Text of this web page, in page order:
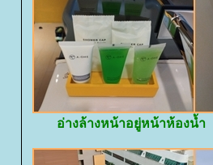
อ่างล้างหน้าอยู่หน้าห้องน้